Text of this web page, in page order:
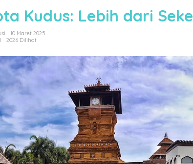
Kudus: Lebih dari
10 Maret 2025
2026 Dilihat